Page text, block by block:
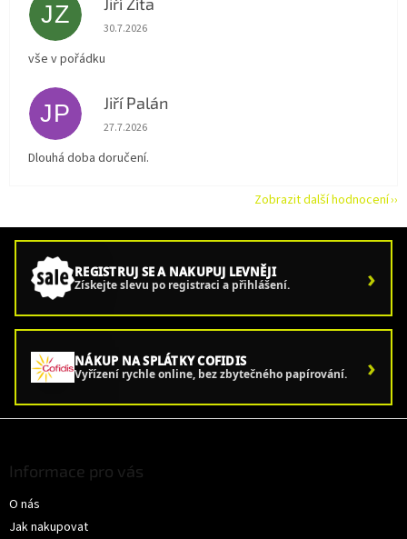
JZ Hodnocení obchodu je 5 z 5 hvězdiček.
30.7.2026
vše v pořádku
JP Jiří Palán
Hodnocení obchodu je 5 z 5 hvězdiček.
27.7.2026
Dlouhá doba doručení.
Zobrazit další hodnocení
REGISTRUJ SE A NAKUPUJ LEVNĚJI
Získejte slevu po registraci a přihlášení. ›
NÁKUP NA SPLÁTKY COFIDIS
Vyřízení rychle online, bez zbytečného papírování. ›
Informace pro vás
O nás
Jak nakupovat